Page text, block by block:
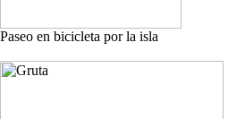
Paseo en bicicleta por la isla